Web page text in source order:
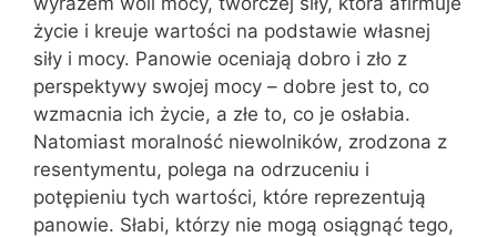
życie i kreuje wartości na podstawie własnej
siły i mocy. Panowie oceniają dobro i zło z
perspektywy swojej mocy – dobre jest to, co
wzmacnia ich życie, a złe to, co je osłabia.
Natomiast moralność niewolników, zrodzona z
resentymentu, polega na odrzuceniu i
potępieniu tych wartości, które reprezentują
panowie. Słabi, którzy nie mogą osiągnąć tego,